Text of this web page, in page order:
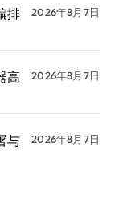
排
2026年8月7日
高
2026年8月7日
与
2026年8月7日